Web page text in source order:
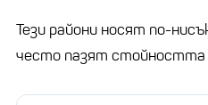
Тези райони носят по-
често пазят стойността